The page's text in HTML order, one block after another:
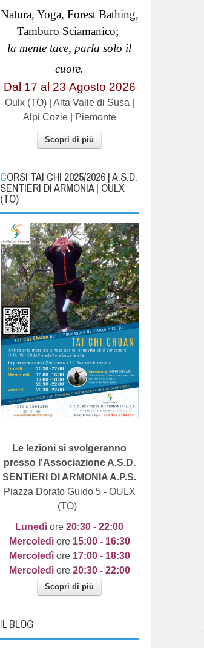
Natura, Yoga, Forest Bathing,
Tamburo Sciamanico;
la mente tace, parla solo il
cuore.
Dal 17 al 23 Agosto 2026
Oulx (TO) | Alta Valle di Susa |
Alpi Cozie | Piemonte
Scopri di più
CORSI TAI CHI 2025/2026 | A.S.D.
SENTIERI DI ARMONIA | OULX
(TO)
Le lezioni si svolgeranno
presso l'Associazione A.S.D.
SENTIERI DI ARMONIA A.P.S.
Piazza Dorato Guido 5 - OULX
(TO)
Lunedìore 20:30 - 22:00
Mercoledì ore 15:00 - 16:30
Mercoledì ore 17:00 - 18:30
Mercoledì ore 20:30 - 22:00
Scopri di più
IL BLOG